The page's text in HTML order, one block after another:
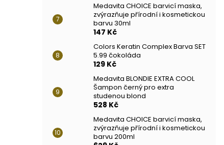
Medavita CHOICE barvicí maska,
zvýrazňuje přírodní i kosmetickou
barvu 30ml
147 Kč
Colors Keratin Complex Barva SET
5.99 čokoláda
129 Kč
Medavita BLONDIE EXTRA COOL
Šampon černý pro extra
studenou blond
528 Kč
Medavita CHOICE barvicí maska,
zvýrazňuje přírodní i kosmetickou
barvu 200ml